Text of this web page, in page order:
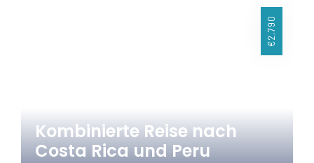
€2,790
Kombinierte Reise nach
Costa Rica und Peru